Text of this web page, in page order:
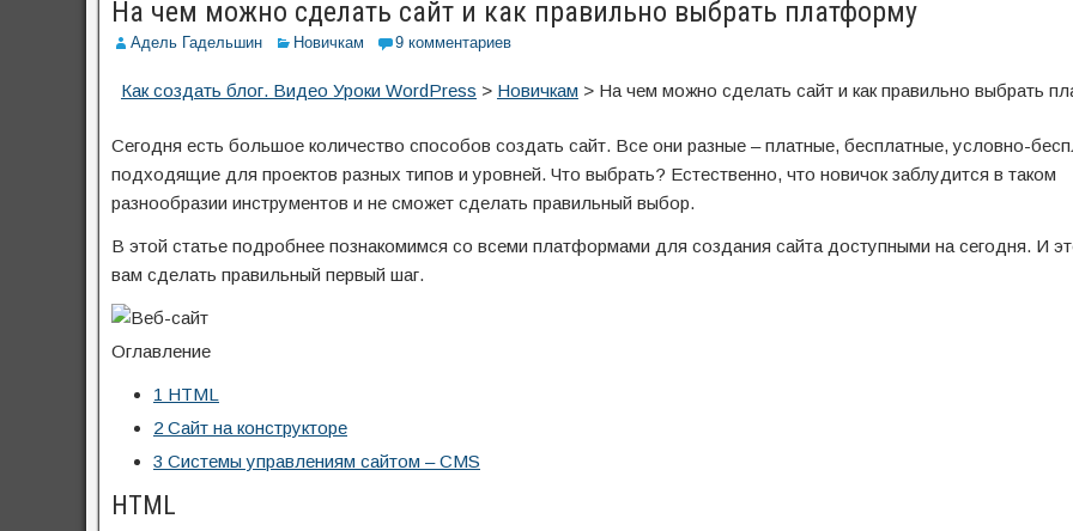
На чем можно сделать сайт и как правильно выбрать платформу
Адель Гадельшин Новичкам 9 комментариев
Как создать блог. Видео Уроки WordPress > Новичкам > На чем можно сделать сайт и как правильно выбрать
Сегодня есть большое количество способов создать сайт. Все они разные – платные, бесплатные, условно-
подходящие для проектов разных типов и уровней. Что выбрать? Естественно, что новичок заблудится в таком
разнообразии инструментов и не сможет сделать правильный выбор.
В этой статье подробнее познакомимся со всеми платформами для создания сайта доступными на сегодня. И
вам сделать правильный первый шаг.
Оглавление
1 HTML
2 Сайт на конструкторе
3 Системы управлениям сайтом – CMS
HTML